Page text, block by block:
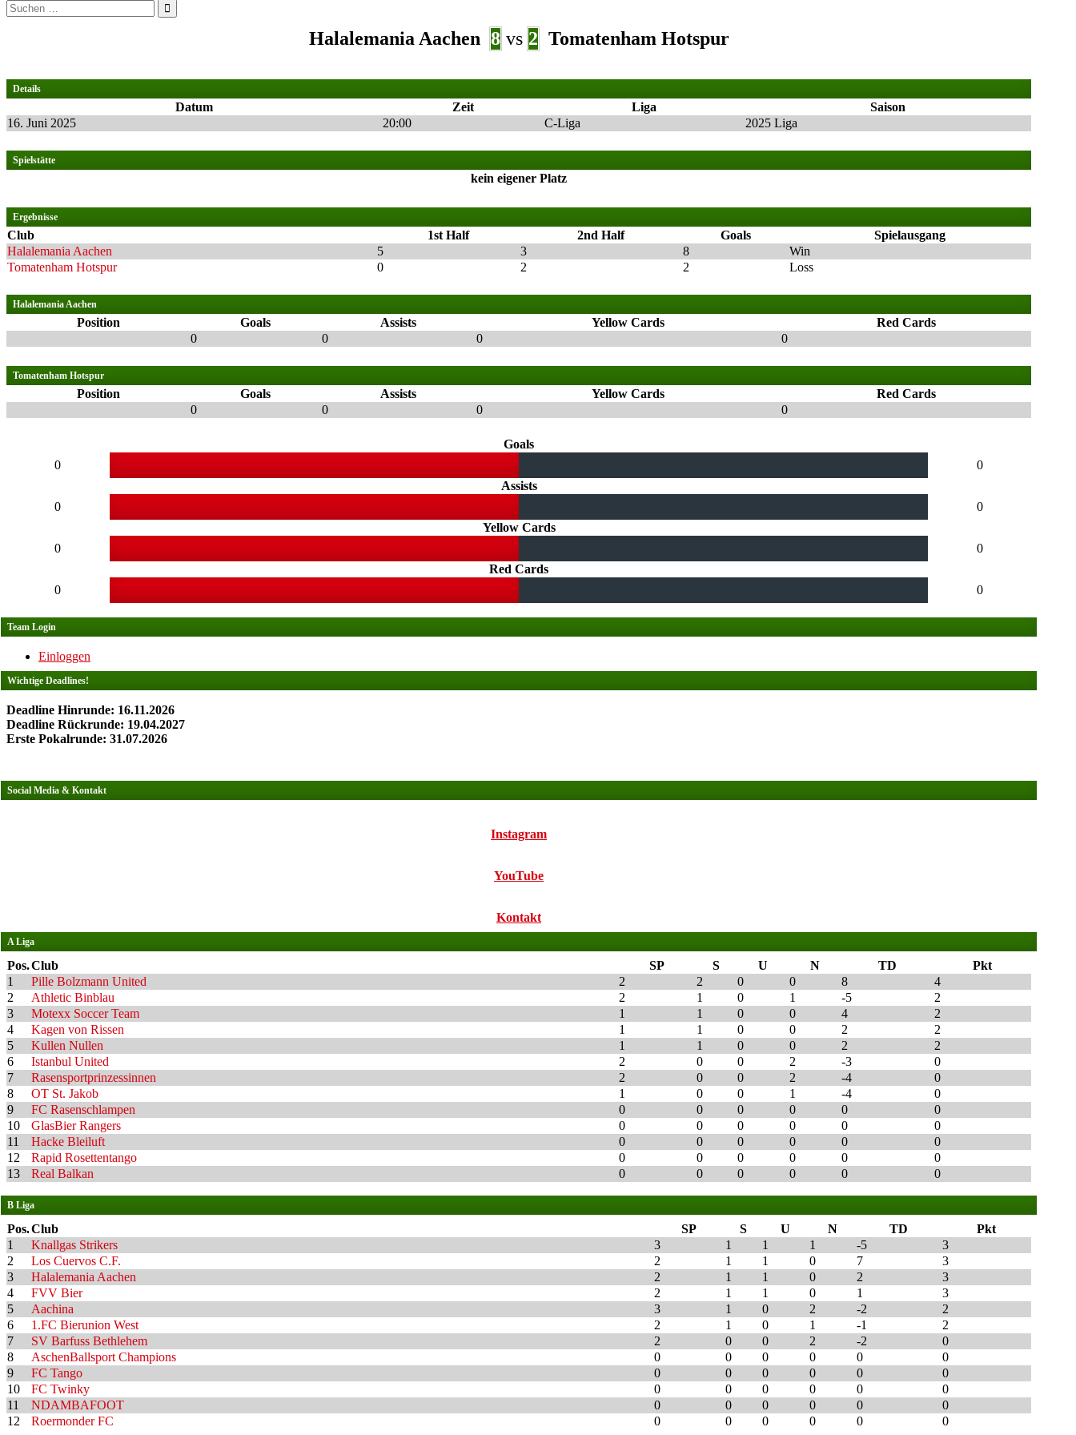
Suchen
nach:
Halalemania Aachen 8 vs 2 Tomatenham Hotspur
Details
Datum Zeit Liga
Saison
16. Juni 2025
20:00 C-Liga 2025 Liga
Spielstätte
kein eigener Platz
Ergebnisse
Club 1st Half 2nd Half Goals
Spielausgang
Halalemania Aachen
5 3 8
Win
Tomatenham Hotspur
0 2 2 Loss
Halalemania Aachen
Position Goals Assists Yellow Cards
Red Cards
0
0 0 0
Tomatenham Hotspur
Position Goals Assists Yellow Cards
Red Cards
0
0 0 0
Goals
0
0
Assists
0
0
Yellow Cards
0
0
Red Cards
0
0
Team Login
Einloggen
Wichtige Deadlines!
Deadline Hinrunde: 16.11.2026
Deadline Rückrunde: 19.04.2027
Erste Pokalrunde: 31.07.2026
Social Media & Kontakt
Instagram
YouTube
Kontakt
A Liga
Pos.Club SP S U N TD
Pkt
1
Pille Bolzmann United 2 2 0 0 8
4
2
Athletic Binblau 2 1 0 1 -5
2
3
Motexx Soccer Team 1 1 0 0 4
2
4
Kagen von Rissen 1 1 0 0 2
2
5
Kullen Nullen 1 1 0 0 2
2
6
Istanbul United 2 0 0 2 -3
0
7
Rasensportprinzessinnen 2 0 0 2 -4
0
8
OT St. Jakob 1 0 0 1 -4
0
9
FC Rasenschlampen 0 0 0 0 0
0
10
GlasBier Rangers 0 0 0 0 0
0
11
Hacke Bleiluft 0 0 0 0 0
0
12
Rapid Rosettentango 0 0 0 0 0
0
13
Real Balkan 0 0 0 0 0 0
B Liga
Pos.Club SP S U N TD
Pkt
1
Knallgas Strikers 3 1 1 1 -5
3
2
Los Cuervos C.F. 2 1 1 0 7
3
3
Halalemania Aachen 2 1 1 0 2
3
4
FVV Bier 2 1 1 0 1
3
5
Aachina 3 1 0 2 -2
2
6
1.FC Bierunion West 2 1 0 1 -1
2
7
SV Barfuss Bethlehem 2 0 0 2 -2
0
8
AschenBallsport Champions 0 0 0 0 0
0
9
FC Tango 0 0 0 0 0
0
10
FC Twinky 0 0 0 0 0
0
11
NDAMBAFOOT 0 0 0 0 0
0
12
Roermonder FC 0 0 0 0 0 0